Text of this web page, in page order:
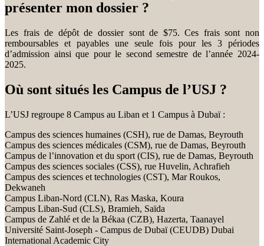
présenter mon dossier ?
Les frais de dépôt de dossier sont de $75. Ces frais sont non
remboursables et payables une seule fois pour les 3 périodes
d’admission ainsi que pour le second semestre de l’année 2024-
2025.
Où sont situés les Campus de l’USJ ?
L’USJ regroupe 8 Campus au Liban et 1 Campus à Dubaï :
Campus des sciences humaines (CSH), rue de Damas, Beyrouth
Campus des sciences médicales (CSM), rue de Damas, Beyrouth
Campus de l’innovation et du sport (CIS), rue de Damas, Beyrouth
Campus des sciences sociales (CSS), rue Huvelin, Achrafieh
Campus des sciences et technologies (CST), Mar Roukos,
Dekwaneh
Campus Liban-Nord (CLN), Ras Maska, Koura
Campus Liban-Sud (CLS), Bramieh, Saïda
Campus de Zahlé et de la Békaa (CZB), Hazerta, Taanayel
Université Saint-Joseph - Campus de Dubaï (CEUDB) Dubai
International Academic City